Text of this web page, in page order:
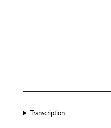
Transcription